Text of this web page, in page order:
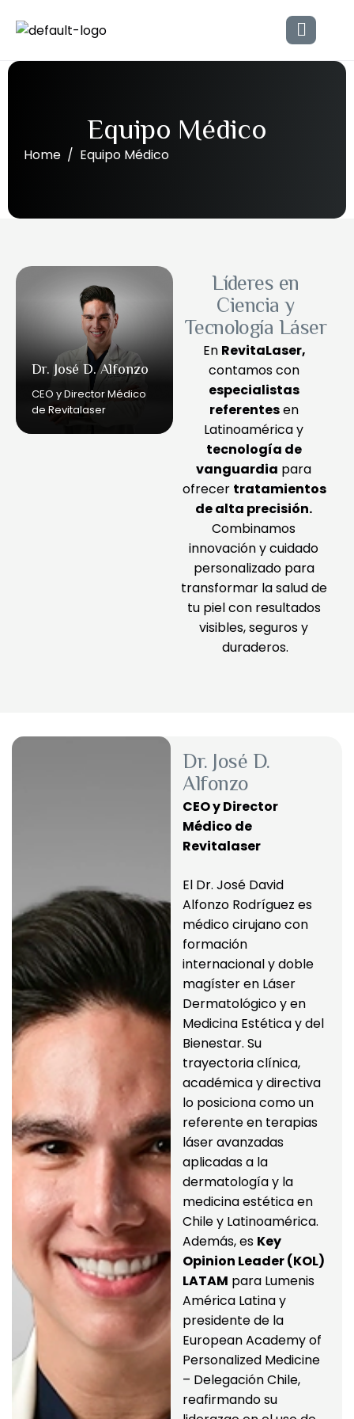
Equipo Médico
Home Equipo Médico
Dr. José D. Alfonzo
CEO y Director Médico
de Revitalaser
Dra. Mabel Suárez
Párraga
Cirujano oftalmólogo
Líderes en
Ciencia y
Tecnología Láser
En RevitaLaser
contamos con
especialistas
referentes en
tecnología de
vanguardia para
ofrecer tratamientos
de alta precisión.
Combinamos
innovación y cuidado
personalizado para
transformar la salud de
tu piel con resultados
visibles, seguros y
duraderos.
Dr. José D.
Alfonzo
CEO y Director
Médico de
Revitalaser
El Dr. José David
Alfonzo Rodríguez es
médico cirujano con
formación
internacional y doble
magíster en Láser
Dermatológico y en
Medicina Estética y del
Bienestar. Su
trayectoria clínica,
académica y directiva
lo posiciona como un
referente en terapias
láser avanzadas
aplicadas a la
dermatología y la
medicina estética en
Chile y Latinoamérica.
Además, es Key
Opinion Leader (KOL)
LATAM para Lumenis
América Latina y
presidente de la
European Academy of
Personalized Medicine
– Delegación Chile,
reafirmando su